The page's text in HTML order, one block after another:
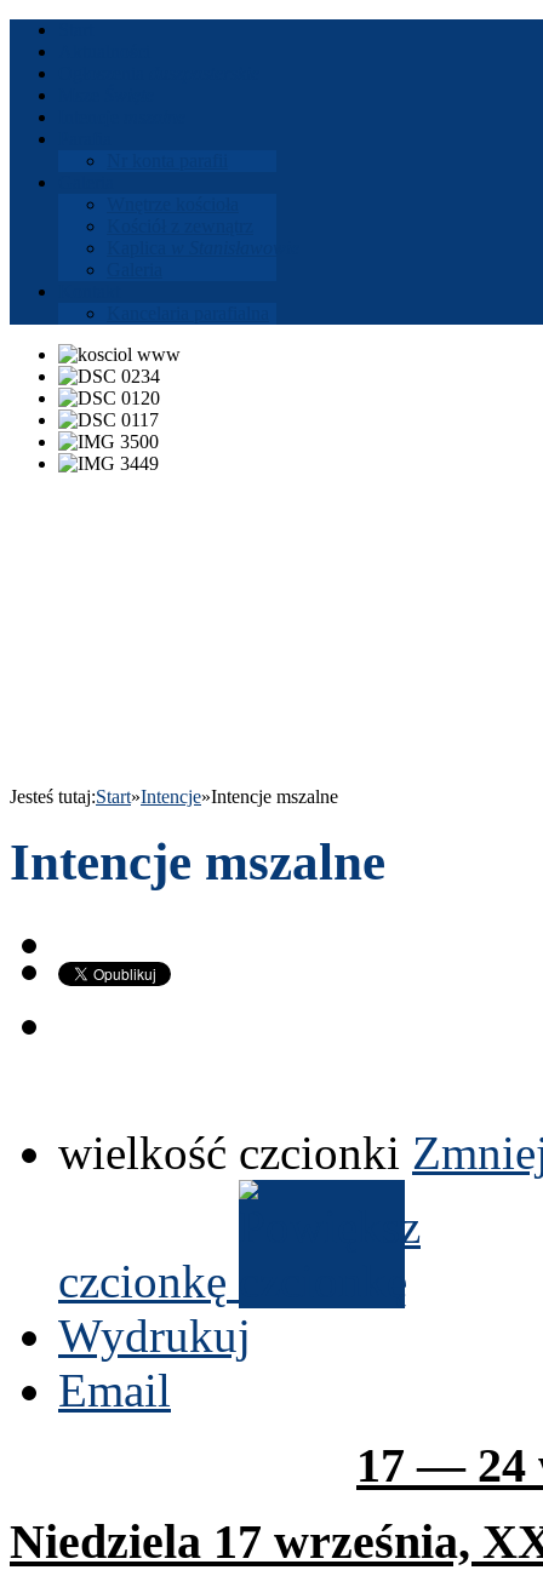
Jesteś tutaj:Start»Intencje»Intencje mszalne
Intencje mszalne
wielkość czcionki
czcionkę
Wydrukuj
Email
17 — 24
Niedziela 17 wrześ­nia,